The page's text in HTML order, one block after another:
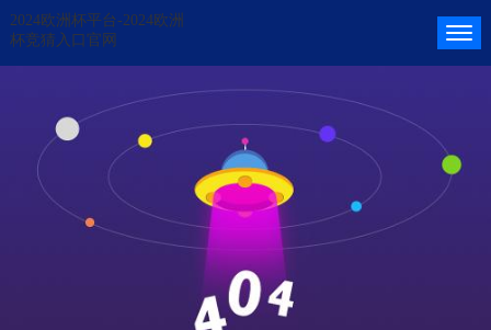
2024欧洲杯平台-2024欧洲
杯竞猜入口官网